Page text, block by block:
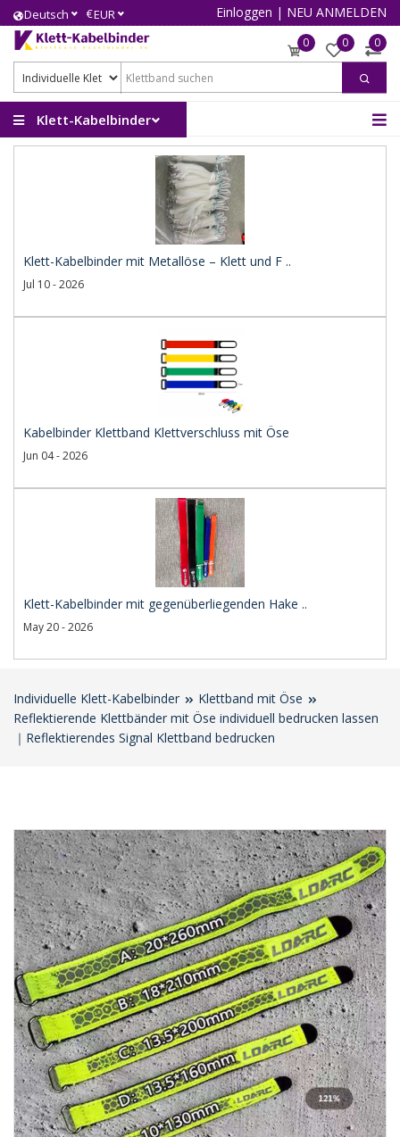
Deutsch €EUR Einloggen | NEU ANMELDEN
0 0 0
Klett-Kabelbinder
Klett-Kabelbinder mit Metallöse – Klett und F ..
Jul 10 - 2026
Kabelbinder Klettband Klettverschluss mit Öse
Jun 04 - 2026
Klett-Kabelbinder mit gegenüberliegenden Hake ..
May 20 - 2026
Individuelle Klett-Kabelbinder
Klettband mit Öse
Reflektierende Klettbänder mit Öse individuell bedrucken lassen
｜Reflektierendes Signal Klettband bedrucken